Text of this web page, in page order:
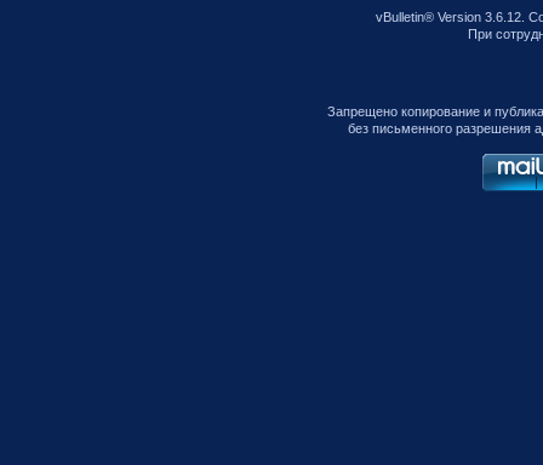
vBulletin® Version 3.6.12.
При
Запрещено копирование и
без письменного разрешения